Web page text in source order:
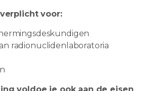
voor:
radionuclidenlaboratoria